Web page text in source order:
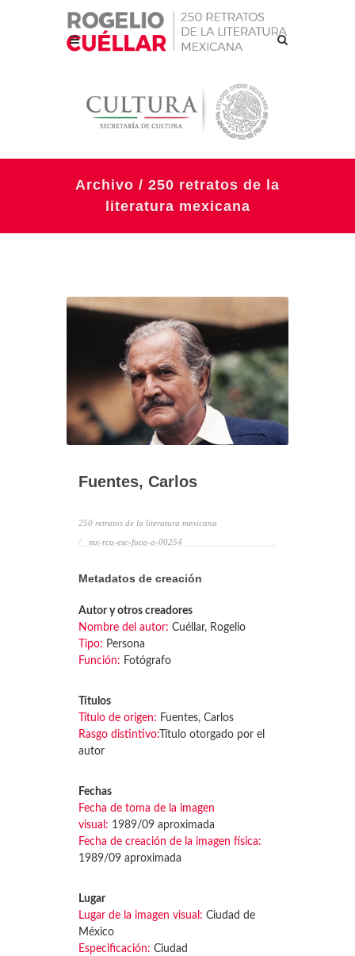
Archivo / 250 retratos de la
literatura mexicana
Fuentes, Carlos
250 retratos de la literatura mexicana
mx-rcu-esc-fuca-a-00254
Metadatos de creación
Autor y otros creadores
Nombre del autor: Cuéllar, Rogelio
Tipo: Persona
Función: Fotógrafo
Títulos
Título de origen: Fuentes, Carlos
Rasgo distintivo: Título otorgado por el
autor
Fechas
Fecha de toma de la imagen
visual: 1989/09 aproximada
Fecha de creación de la imagen física:
1989/09 aproximada
Lugar
Lugar de la imagen visual: Ciudad de
México
Especificación: Ciudad